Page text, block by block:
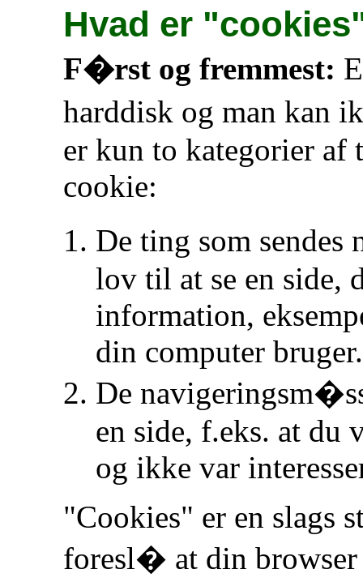
Hvad er
F�rst og fremmest:
harddisk og man kan
er kun to kategorier af
cookie:
De ting som
lov til at se en side,
information,
din computer bruger.
De
en side, f.eks. at du
og ikke var
"Cookies" er en slags
foresl� at din